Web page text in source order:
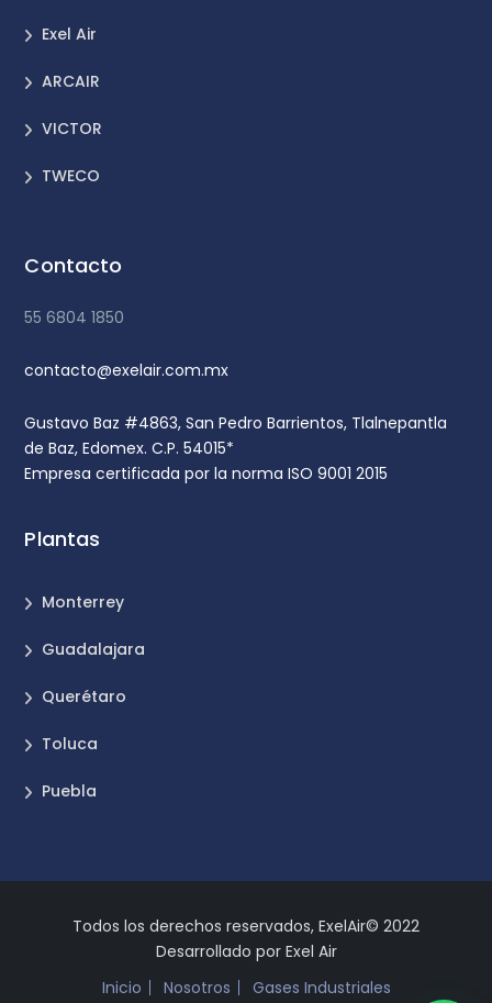
Exel Air
ARCAIR
VICTOR
TWECO
Contacto
55 6804 1850
contacto@exelair.com.mx
Gustavo Baz #4863, San Pedro Barrientos, Tlalnepantla
de Baz, Edomex. C.P. 54015*
Empresa certificada por la norma ISO 9001 2015
Plantas
Monterrey
Guadalajara
Querétaro
Toluca
Puebla
Todos los derechos reservados, ExelAir© 2022
Desarrollado por Exel Air
Inicio
Nosotros
Gases Industriales